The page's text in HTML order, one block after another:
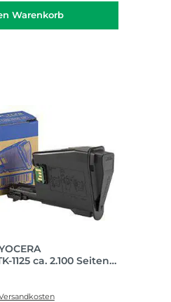
Warenkorb
1125 ca. 2.100 Seiten